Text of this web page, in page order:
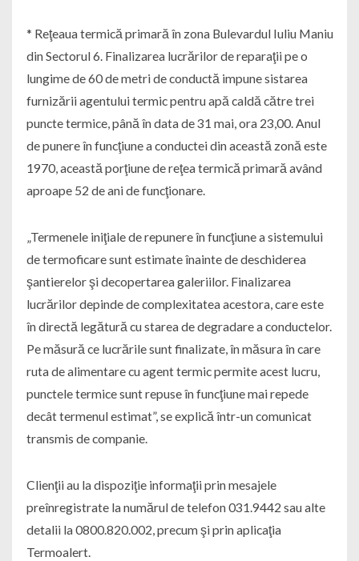
* Reţeaua termică primară în zona Bulevardul Iuliu Maniu
din Sectorul 6. Finalizarea lucrărilor de reparaţii pe o
lungime de 60 de metri de conductă impune sistarea
furnizării agentului termic pentru apă caldă către trei
puncte termice, până în data de 31 mai, ora 23,00. Anul
de punere în funcţiune a conductei din această zonă este
1970, această porţiune de reţea termică primară având
aproape 52 de ani de funcţionare.
„Termenele iniţiale de repunere în funcţiune a sistemului
de termoficare sunt estimate înainte de deschiderea
şantierelor şi decopertarea galeriilor. Finalizarea
lucrărilor depinde de complexitatea acestora, care este
în directă legătură cu starea de degradare a conductelor.
Pe măsură ce lucrările sunt finalizate, în măsura în care
ruta de alimentare cu agent termic permite acest lucru,
punctele termice sunt repuse în funcţiune mai repede
decât termenul estimat”, se explică într-un comunicat
transmis de companie.
Clienţii au la dispoziţie informaţii prin mesajele
preînregistrate la numărul de telefon 031.9442 sau alte
detalii la 0800.820.002, precum şi prin aplicaţia
Termoalert.